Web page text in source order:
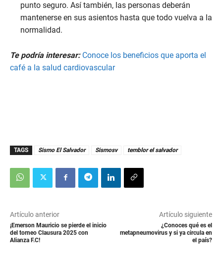
punto seguro. Así también, las personas deberán
mantenerse en sus asientos hasta que todo vuelva a la
normalidad.
Te podría interesar: Conoce los beneficios que aporta el
café a la salud cardiovascular
TAGS Sismo El Salvador Sismosv temblor el salvador
Artículo anterior
¡Emerson Mauricio se pierde el inicio
del torneo Clausura 2025 con
Alianza F.C!
Artículo siguiente
¿Conoces qué es el
metapneumovirus y si ya circula en
el país?